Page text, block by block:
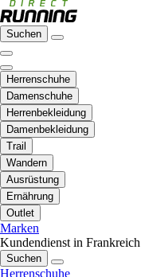
Suchen
Herrenschuhe
Damenschuhe
Herrenbekleidung
Damenbekleidung
Trail
Wandern
Ausrüstung
Ernährung
Outlet
Marken
Kundendienst in Frankreich
Suchen
Herrenschuhe